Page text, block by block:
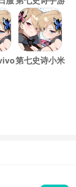
官方版
第七史诗小米